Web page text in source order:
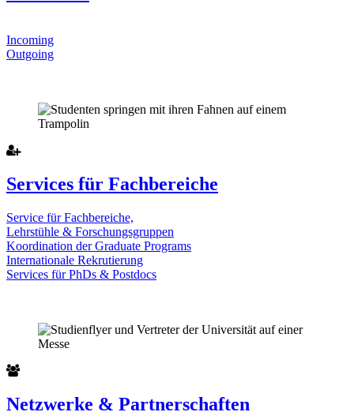
Incoming
Outgoing
Services für Fachbereiche
Service für Fachbereiche,
Lehrstühle & Forschungsgruppen
Koordination der Graduate Programs
Internationale Rekrutierung
Services für PhDs & Postdocs
Netzwerke & Partnerschaften